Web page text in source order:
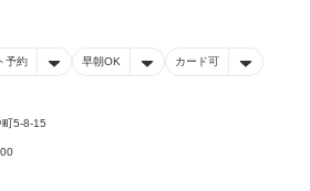
予約 早朝OK カード可
5-8-15